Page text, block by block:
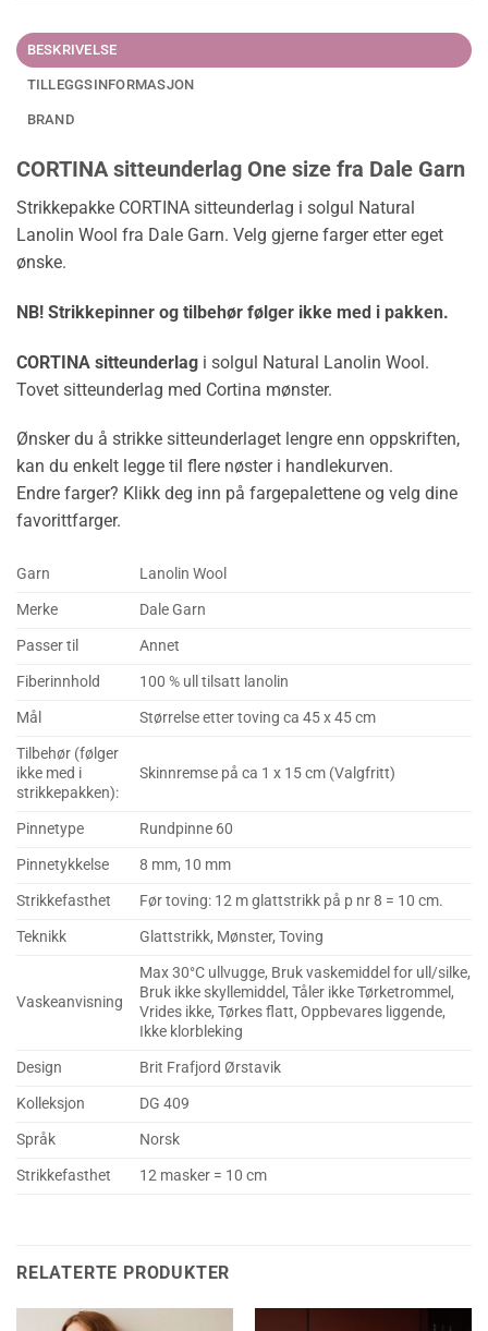
BESKRIVELSE
TILLEGGSINFORMASJON
BRAND
CORTINA sitteunderlag One size fra Dale Garn
Strikkepakke CORTINA sitteunderlag i solgul Natural
Lanolin Wool fra Dale Garn. Velg gjerne farger etter eget
ønske.
NB! Strikkepinner og tilbehør følger ikke med i pakken.
CORTINA sitteunderlag i solgul Natural Lanolin Wool.
Tovet sitteunderlag med Cortina mønster.
Ønsker du å strikke sitteunderlaget lengre enn oppskriften,
kan du enkelt legge til flere nøster i handlekurven.
Endre farger? Klikk deg inn på fargepalettene og velg dine
favorittfarger.
Garn
Lanolin Wool
Merke
Dale Garn
Passer til
Annet
Fiberinnhold
100 % ull tilsatt lanolin
Mål
Størrelse etter toving ca 45 x 45 cm
Tilbehør (følger
ikke med i
strikkepakken):
Skinnremse på ca 1 x 15 cm (Valgfritt)
Pinnetype
Rundpinne 60
Pinnetykkelse
8 mm, 10 mm
Strikkefasthet
Før toving: 12 m glattstrikk på p nr 8 = 10 cm.
Teknikk
Glattstrikk, Mønster, Toving
Vaskeanvisning
Max 30°C ullvugge, Bruk vaskemiddel for ull/silke,
Bruk ikke skyllemiddel, Tåler ikke Tørketrommel,
Vrides ikke, Tørkes flatt, Oppbevares liggende,
Ikke klorbleking
Design
Brit Frafjord Ørstavik
Kolleksjon
DG 409
Språk
Norsk
Strikkefasthet
12 masker = 10 cm
RELATERTE PRODUKTER